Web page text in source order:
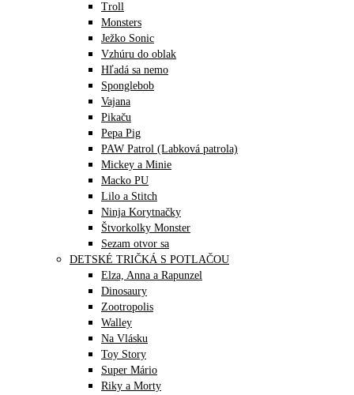
Troll
Monsters
Ježko Sonic
Vzhúru do oblak
Hľadá sa nemo
Sponglebob
Vajana
Pikaču
Pepa Pig
PAW Patrol (Labková patrola)
Mickey a Minie
Macko PU
Lilo a Stitch
Ninja Korytnačky
Štvorkolky Monster
Sezam otvor sa
DETSKÉ TRIČKÁ S POTLAČOU
Elza, Anna a Rapunzel
Dinosaury
Zootropolis
Walley
Na Vlásku
Toy Story
Super Mário
Riky a Morty